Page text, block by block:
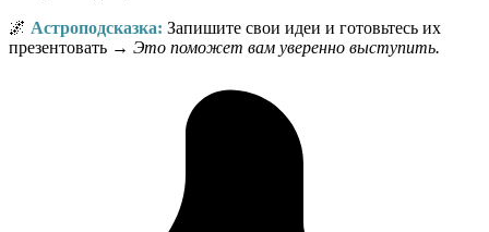
🌌 Астроподсказка: Запишите свои идеи и готовьтесь их
презентовать → Это поможет вам уверенно выступить.